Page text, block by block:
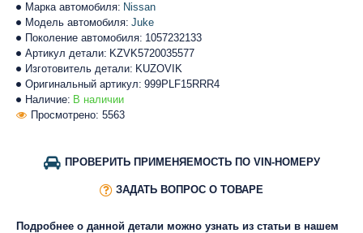
Наличие: В наличии
Марка автомобиля: Nissan
Модель автомобиля: Juke
Поколение автомобиля: 1057232133
Артикул детали: KZVK5720035577
Изготовитель детали: KUZOVIK
Оригинальный артикул: 999PLF15RRR4
Просмотрено: 5563
ПРОВЕРИТЬ ПРИМЕНЯЕМОСТЬ ПО VIN-НОМЕРУ
ЗАДАТЬ ВОПРОС О ТОВАРЕ
Подробнее о данной детали можно узнать из статьи в нашем